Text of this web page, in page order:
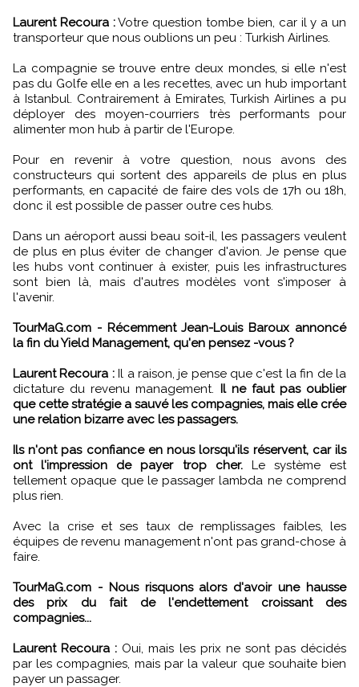
Laurent Recoura :Votre question tombe bien, car il y a un
transporteur que nous oublions un peu : Turkish Airlines.
La compagnie se trouve entre deux mondes, si elle n'est
pas du Golfe elle en a les recettes, avec un hub important
à Istanbul. Contrairement à Emirates, Turkish Airlines a pu
déployer des moyen-courriers très performants pour
alimenter mon hub à partir de l'Europe.
Pour en revenir à votre question, nous avons des
constructeurs qui sortent des appareils de plus en plus
performants, en capacité de faire des vols de 17h ou 18h,
donc il est possible de passer outre ces hubs.
Dans un aéroport aussi beau soit-il, les passagers veulent
de plus en plus éviter de changer d'avion. Je pense que
les hubs vont continuer à exister, puis les infrastructures
sont bien là, mais d'autres modèles vont s'imposer à
l'avenir.
TourMaG.com - Récemment Jean-Louis Baroux annoncé
la fin du Yield Management, qu'en pensez -vous ?
Laurent Recoura :Il a raison, je pense que c'est la fin de la
dictature du revenu management. Il ne faut pas oublier
que cette stratégie a sauvé les compagnies, mais elle crée
une relation bizarre avec les passagers.
Ils n'ont pas confiance en nous lorsqu'ils réservent, car ils
ont l'impression de payer trop cher.Le système est
tellement opaque que le passager lambda ne comprend
plus rien.
Avec la crise et ses taux de remplissages faibles, les
équipes de revenu management n'ont pas grand-chose à
faire.
TourMaG.com - Nous risquons alors d'avoir une hausse
des prix du fait de l'endettement croissant des
compagnies...
Laurent Recoura : Oui, mais les prix ne sont pas décidés
par les compagnies, mais par la valeur que souhaite bien
payer un passager.